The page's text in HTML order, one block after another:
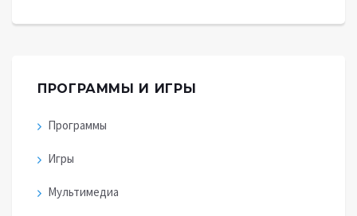
ПРОГРАММЫ И ИГРЫ
Программы
Игры
Мультимедиа